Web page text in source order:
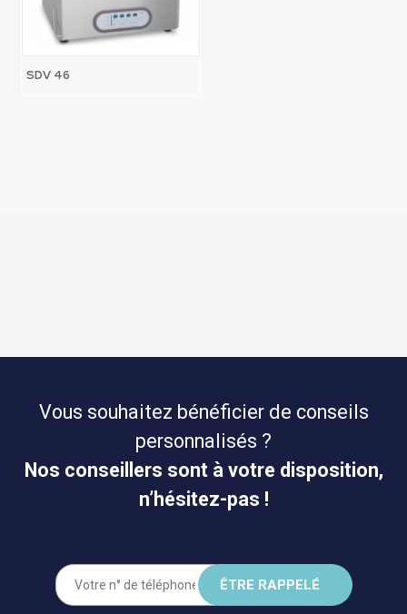
SDV 46
Vous souhaitez bénéficier de conseils
personnalisés ?
Nos conseillers sont à votre disposition,
n’hésitez-pas !